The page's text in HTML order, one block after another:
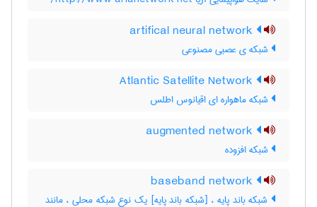
شبکه ی عصبی مصنوعی
شبکه ماهواره ای اقیانوس اطلس
شبکه افزوده